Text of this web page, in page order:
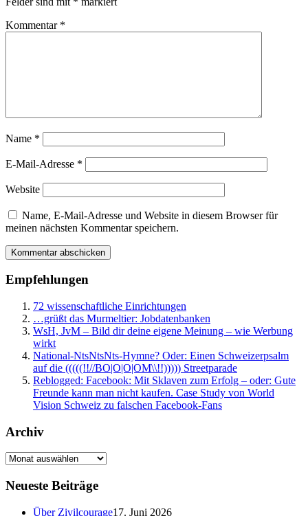
Kommentar *
Name *
E-Mail-Adresse *
Website
Name, E-Mail-Adresse und Website in diesem Browser für
meinen nächsten Kommentar speichern.
Empfehlungen
72 wissenschaftliche Einrichtungen
…grüßt das Murmeltier: Jobdatenbanken
WsH, JvM – Bild dir deine eigene Meinung – wie Werbung
wirkt
National-NtsNtsNts-Hymne? Oder: Einen Schweizerpsalm
auf die (((((!!//BO|O|O|OM\\!!))))) Streetparade
Reblogged: Facebook: Mit Sklaven zum Erfolg – oder: Gute
Freunde kann man nicht kaufen. Case Study von World
Vision Schweiz zu falschen Facebook-Fans
Archiv
Neueste Beiträge
Über Zivilcourage17. Juni 2026